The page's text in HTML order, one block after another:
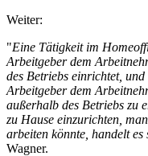
Weiter:
"Eine Tätigkeit im
Arbeitgeber dem
des Betriebs einrichtet,
Arbeitgeber dem
außerhalb des Betriebs zu
zu Hause einzurichten,
arbeiten könnte, handelt
Wagner.